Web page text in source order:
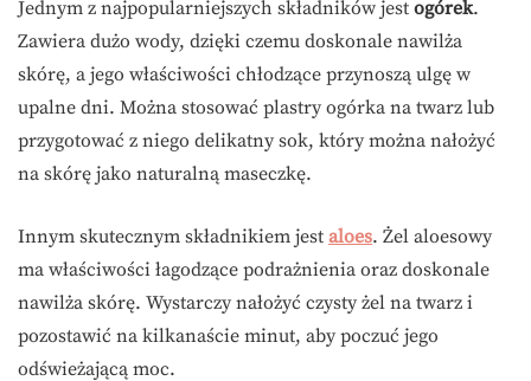
Jednym z najpopularniejszych składników jest ogórek.
Zawiera dużo wody, dzięki czemu doskonale nawilża
skórę, a jego właściwości chłodzące przynoszą ulgę w
upalne dni. Można stosować plastry ogórka na twarz lub
przygotować z niego delikatny sok, który można nałożyć
na skórę jako naturalną maseczkę.
Innym skutecznym składnikiem jest aloes. Żel aloesowy
ma właściwości łagodzące podrażnienia oraz doskonale
nawilża skórę. Wystarczy nałożyć czysty żel na twarz i
pozostawić na kilkanaście minut, aby poczuć jego
odświeżającą moc.